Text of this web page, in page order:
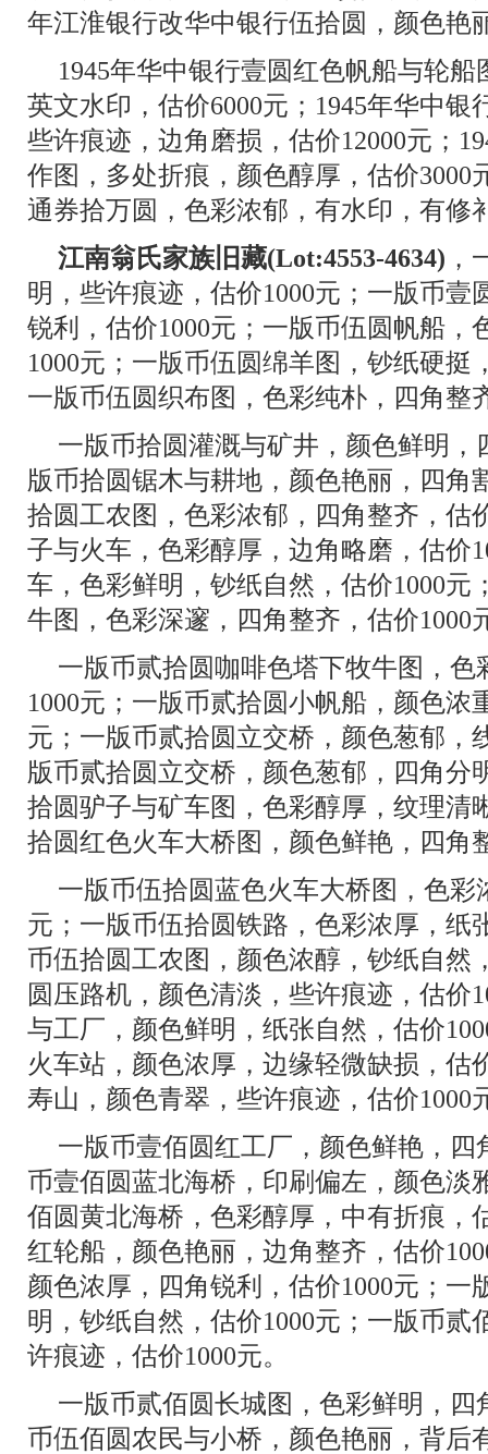
年江淮银行改华中银行伍拾圆，颜色艳
1945年华中银行壹圆红色帆船与轮船
英文水印，估价6000元；1945年华中
些许痕迹，边角磨损，估价12000元；
作图，多处折痕，颜色醇厚，估价3000
通券拾万圆，色彩浓郁，有水印，有修
江南翁氏家族旧藏(Lot:4553-4634) ，
明，些许痕迹，估价1000元；一版币壹
锐利，估价1000元；一版币伍圆帆船，
1000元；一版币伍圆绵羊图，钞纸硬挺
一版币伍圆织布图，色彩纯朴，四角整
一版币拾圆灌溉与矿井，颜色鲜明，
版币拾圆锯木与耕地，颜色艳丽，四角
拾圆工农图，色彩浓郁，四角整齐，估
子与火车，色彩醇厚，边角略磨，估价
车，色彩鲜明，钞纸自然，估价1000元
牛图，色彩深邃，四角整齐，估价1000
一版币贰拾圆咖啡色塔下牧牛图，
1000元；一版币贰拾圆小帆船，颜色浓
元；一版币贰拾圆立交桥，颜色葱郁，
版币贰拾圆立交桥，颜色葱郁，四角分
拾圆驴子与矿车图，色彩醇厚，纹理清
拾圆红色火车大桥图，颜色鲜艳，四角
一版币伍拾圆蓝色火车大桥图，色彩
元；一版币伍拾圆铁路，色彩浓厚，纸
币伍拾圆工农图，颜色浓醇，钞纸自然
圆压路机，颜色清淡，些许痕迹，估价
与工厂，颜色鲜明，纸张自然，估价
火车站，颜色浓厚，边缘轻微缺损，估
寿山，颜色青翠，些许痕迹，估价1000
一版币壹佰圆红工厂，颜色鲜艳，四
币壹佰圆蓝北海桥，印刷偏左，颜色淡
佰圆黄北海桥，色彩醇厚，中有折痕，
红轮船，颜色艳丽，边角整齐，估价
颜色浓厚，四角锐利，估价1000元；一
明，钞纸自然，估价1000元；一版币贰
许痕迹，估价1000元。
一版币贰佰圆长城图，色彩鲜明，四
币伍佰圆农民与小桥，颜色艳丽，背后